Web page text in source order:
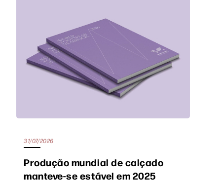
31/07/2026
Produção mundial de calçado
manteve-se estável em 2025